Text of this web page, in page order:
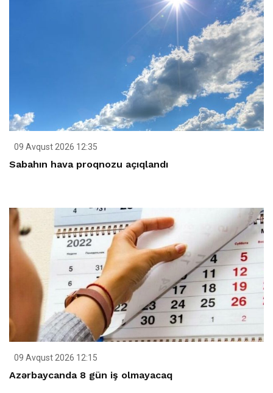
09 Avqust 2026 12:35
Sabahın hava proqnozu açıqlandı
09 Avqust 2026 12:15
Azərbaycanda 8 gün iş olmayacaq